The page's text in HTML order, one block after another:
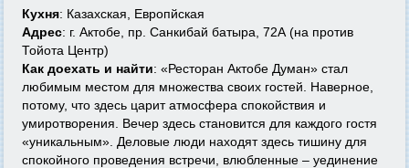
Кухня: Казахская, Европйская
Адрес: г. Актобе, пр. Санкибай батыра, 72А (на против
Тойота Центр)
Как доехать и найти: «Ресторан Актобе Думан» стал
любимым местом для множества своих гостей. Наверное,
потому, что здесь царит атмосфера спокойствия и
умиротворения. Вечер здесь становится для каждого гостя
«уникальным». Деловые люди находят здесь тишину для
спокойного проведения встречи, влюбленные – уединение